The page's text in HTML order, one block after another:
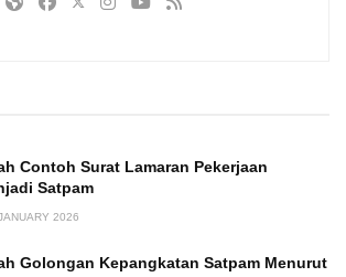
Contoh Surat Lamaran Pekerjaan
Satpam
2026
Golongan Kepangkatan Satpam Menurut